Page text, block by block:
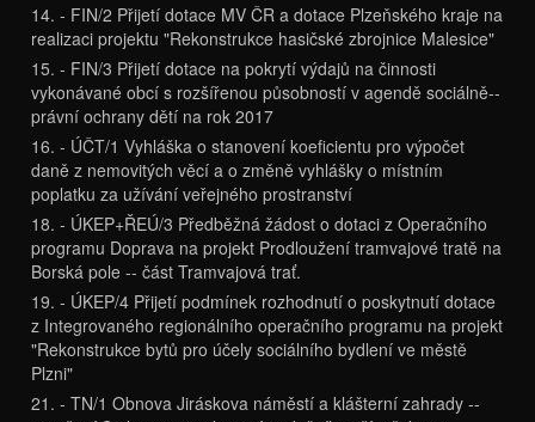
14. - FIN/2 Přijetí dotace MV ČR a dotace Plzeňského kraje na
realizaci projektu "Rekonstrukce hasičské zbrojnice Malesice"
15. - FIN/3 Přijetí dotace na pokrytí výdajů na činnosti
vykonávané obcí s rozšířenou působností v agendě sociálně--
právní ochrany dětí na rok 2017
16. - ÚČT/1 Vyhláška o stanovení koeficientu pro výpočet
daně z nemovitých věcí a o změně vyhlášky o místním
poplatku za užívání veřejného prostranství
18. - ÚKEP+ŘEÚ/3 Předběžná žádost o dotaci z Operačního
programu Doprava na projekt Prodloužení tramvajové tratě na
Borská pole -- část Tramvajová trať.
19. - ÚKEP/4 Přijetí podmínek rozhodnutí o poskytnutí dotace
z Integrovaného regionálního operačního programu na projekt
"Rekonstrukce bytů pro účely sociálního bydlení ve městě
Plzni"
21. - TN/1 Obnova Jiráskova náměstí a klášterní zahrady --